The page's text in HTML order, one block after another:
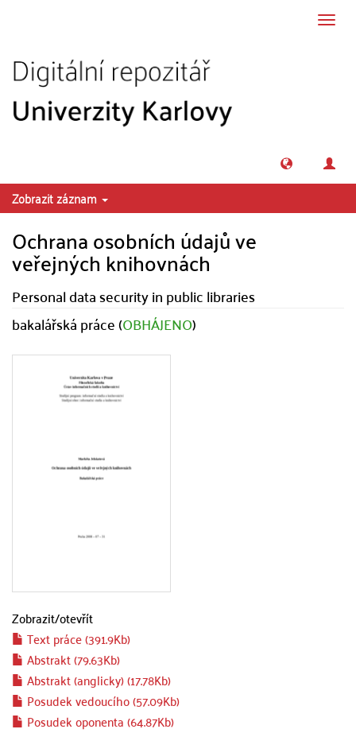
Zobrazit záznam
Ochrana osobních údajů ve
veřejných knihovnách
Personal data security in public libraries
bakalářská práce (OBHÁJENO)
Zobrazit/otevřít
Text práce (391.9Kb)
Abstrakt (79.63Kb)
Abstrakt (anglicky) (17.78Kb)
Posudek vedoucího (57.09Kb)
Posudek oponenta (64.87Kb)